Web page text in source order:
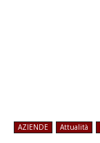
AZIENDE Attualità